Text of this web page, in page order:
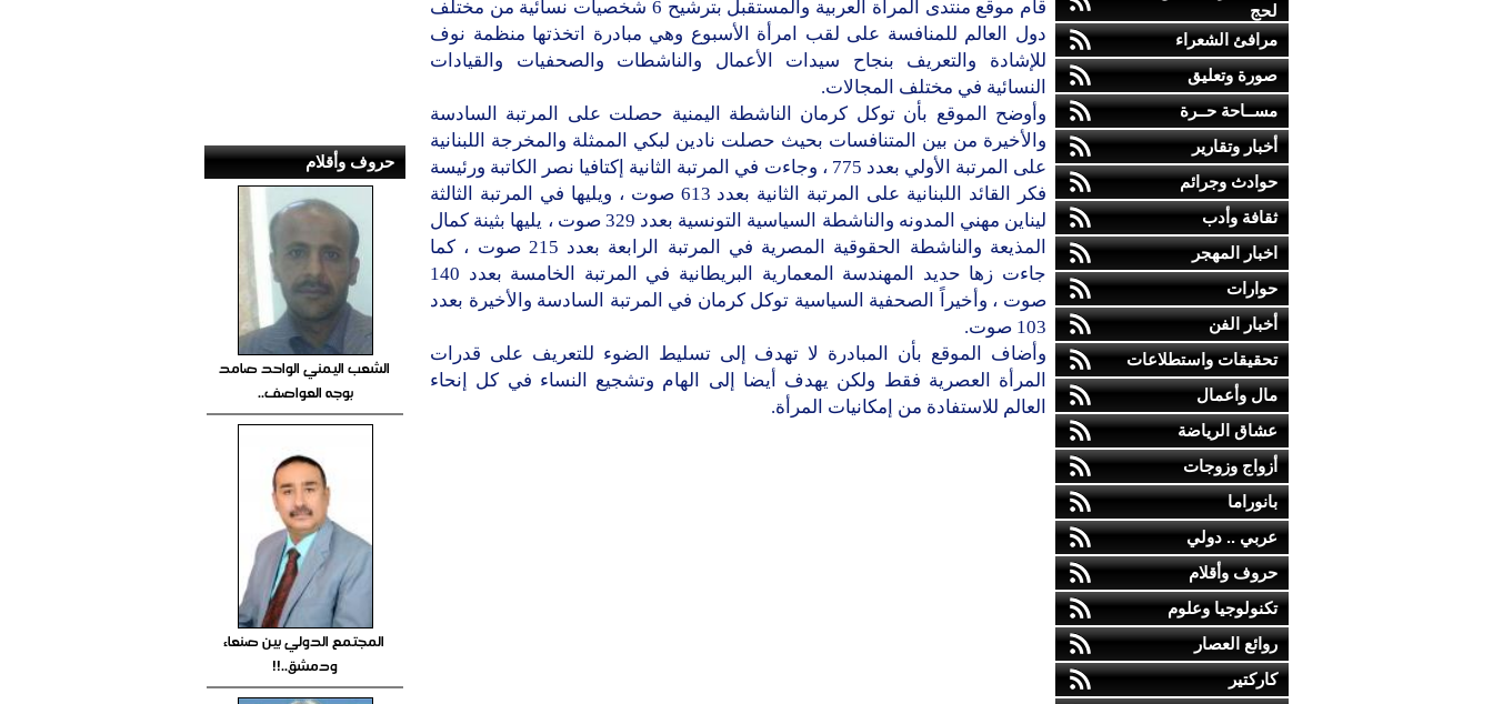
لحج
مرافئ الشعراء
صورة وتعليق
مســاحة حــرة
أخبار وتقارير
حوادث وجرائم
ثقافة وأدب
اخبار المهجر
حوارات
أخبار الفن
تحقيقات واستطلاعات
مال وأعمال
عشاق الرياضة
أزواج وزوجات
بانوراما
عربي .. دولي
حروف وأقلام
تكنولوجيا وعلوم
روائع العصار
كاركتير
قام موقع منتدى المرأة العربية والمستقبل بترشيح 6 شخصيات نسائية من مختلف
دول العالم للمنافسة على لقب امرأة الأسبوع وهي مبادرة اتخذتها منظمة نوف
للإشادة والتعريف بنجاح سيدات الأعمال والناشطات والصحفيات والقيادات
النسائية في مختلف المجالات.
وأوضح الموقع بأن توكل كرمان الناشطة اليمنية حصلت على المرتبة السادسة
والأخيرة من بين المتنافسات بحيث حصلت نادين لبكي الممثلة والمخرجة اللبنانية
على المرتبة الأولي بعدد 775 ، وجاءت في المرتبة الثانية إكتافيا نصر الكاتبة ورئيسة
فكر القائد اللبنانية على المرتبة الثانية بعدد 613 صوت ، ويليها في المرتبة الثالثة
ليناين مهني المدونه والناشطة السياسية التونسية بعدد 329 صوت ، يليها بثينة كمال
المذيعة والناشطة الحقوقية المصرية في المرتبة الرابعة بعدد 215 صوت ، كما
جاءت زها حديد المهندسة المعمارية البريطانية في المرتبة الخامسة بعدد 140
صوت ، وأخيراً الصحفية السياسية توكل كرمان في المرتبة السادسة والأخيرة بعدد
103 صوت.
وأضاف الموقع بأن المبادرة لا تهدف إلى تسليط الضوء للتعريف على قدرات
المرأة العصرية فقط ولكن يهدف أيضا إلى الهام وتشجيع النساء في كل إنحاء
العالم للاستفادة من إمكانيات المرأة.
حروف وأقلام
الشعب اليمني الواحد صامد
بوجه العواصف..
المجتمع الدولي بين صنعاء
ودمشق..!!